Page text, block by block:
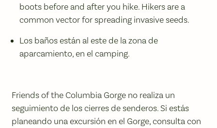
boots before and after you hike. Hikers are a
common vector for spreading invasive seeds.
Los baños están al este de la zona de
aparcamiento, en el camping.
Friends of the Columbia Gorge no realiza un
seguimiento de los cierres de senderos. Si estás
planeando una excursión en el Gorge, consulta con